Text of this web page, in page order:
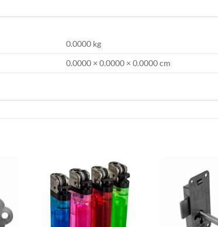
0.0000 kg
0.0000 × 0.0000 × 0.0000 cm